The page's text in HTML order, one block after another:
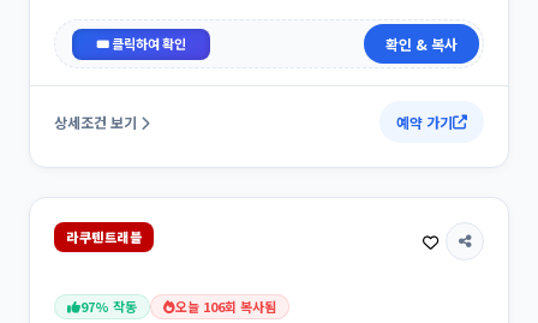
KBCARD9 확인 & 복사
상세조건 보기 예약 가기
라쿠텐트래블
97% 작동 오늘 106회 복사됨